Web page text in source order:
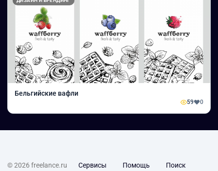
Бельгийские вафли
59 0
© 2026 freelance.ru Сервисы Помощь Поиск